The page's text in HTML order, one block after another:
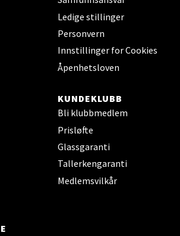
Ledige stillinger
Personvern
Innstillinger for Cookies
Åpenhetsloven
KUNDEKLUBB
Bli klubbmedlem
Prisløfte
Glassgaranti
Tallerkengaranti
Medlemsvilkår
- Thon Senter Steinkjer
7714 Steinkjer
20